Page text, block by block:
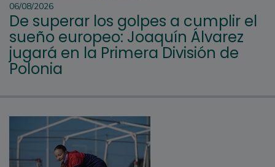
06/08/2026
De superar los golpes a cumplir el
sueño europeo: Joaquín Álvarez
jugará en la Primera División de
Polonia